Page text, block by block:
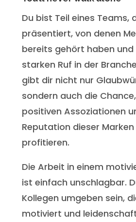
Du bist Teil eines Teams,
präsentiert, von denen
bereits gehört haben und
starken Ruf in der
gibt dir nicht nur
sondern auch die
positiven Assoziationen
Reputation dieser Marken
profitieren.
Die Arbeit in einem
ist einfach unschlagbar.
Kollegen umgeben sein,
motiviert und